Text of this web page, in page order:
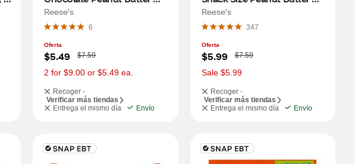
Cups, Halloween Candy, 9.92
OZ
Reese's
6
Oferta
$5.49
W
a
s
$7.59
2 for $9.00 or $5.49 ea.
Recoger -
Verificar más tiendas
Entrega el mismo día
Envío
Pumpkins Candy, 9.6 OZ
Reese's
347
Oferta
$5.99
W
a
s
$7.59
Sale $5.99
Recoger -
Verificar más tiendas
Entrega el mismo día
Envío